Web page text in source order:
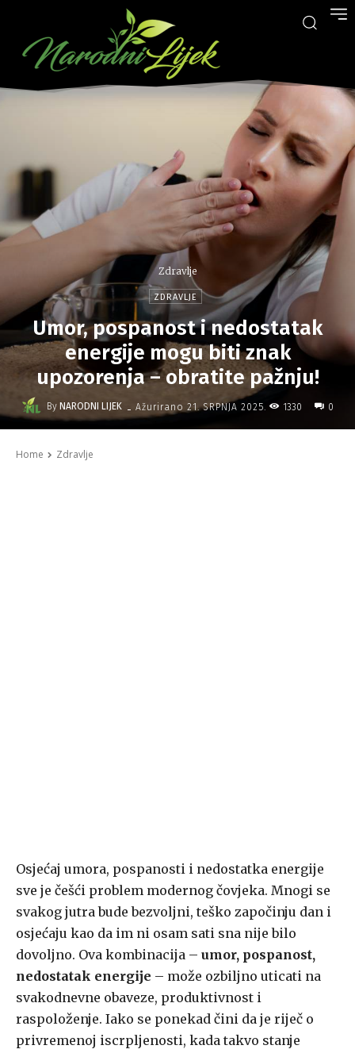
Zdravlje
ZDRAVLJE
Umor, pospanost i nedostatak
energije mogu biti znak
upozorenja – obratite pažnju!
By NARODNI LIJEK - Ažurirano 21. SRPNJA 2025. 1330 0
Home Zdravlje
Osjećaj umora, pospanosti i nedostatka energije
sve je češći problem modernog čovjeka. Mnogi se
svakog jutra bude bezvoljni, teško započinju dan i
osjećaju kao da im ni osam sati sna nije bilo
dovoljno. Ova kombinacija – umor, pospanost,
nedostatak energije – može ozbiljno uticati na
svakodnevne obaveze, produktivnost i
raspoloženje. Iako se ponekad čini da je riječ o
privremenoj iscrpljenosti, kada takvo stanje